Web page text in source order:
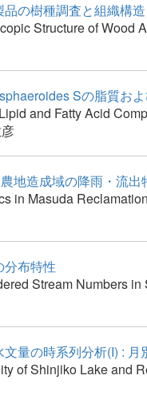
の樹種調査と組織構造
Structure of Wood
Sの脂質お
and Fatty Acid
地造成域の降雨・流出
in Masuda
分布特性
Stream Numbers
量の時系列分析(I) :
of Shinjiko Lake and